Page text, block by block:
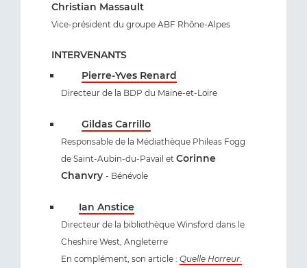
Christian Massault
Vice-président du groupe ABF Rhône-Alpes
INTERVENANTS
Pierre-Yves Renard
Directeur de la BDP du Maine-et-Loire
Gildas Carrillo
Responsable de la Médiathèque Phileas Fogg
de Saint-Aubin-du-Pavail et Corinne
Chanvry - Bénévole
Ian Anstice
Directeur de la bibliothèque Winsford dans le
Cheshire West, Angleterre
En complément, son article : Quelle Horreur: